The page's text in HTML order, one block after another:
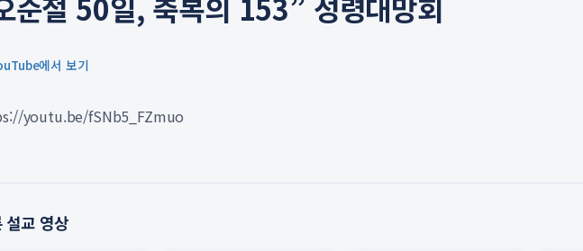
에서 보기
youtu.be/fSNb5_FZmuo
설교 영상